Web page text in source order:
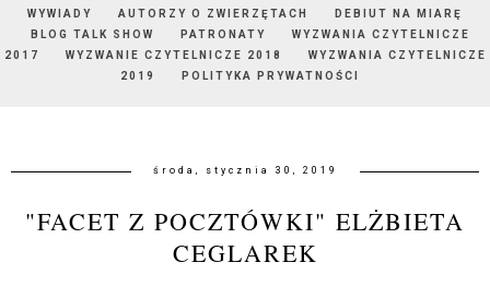
WYWIADY
AUTORZY O ZWIERZĘTACH
DEBIUT NA MIARĘ
BLOG TALK SHOW
PATRONATY
WYZWANIA CZYTELNICZE
2017
WYZWANIE CZYTELNICZE 2018
WYZWANIA CZYTELNICZE
2019
POLITYKA PRYWATNOŚCI
środa, stycznia 30, 2019
"FACET Z POCZTÓWKI" ELŻBIETA
CEGLAREK